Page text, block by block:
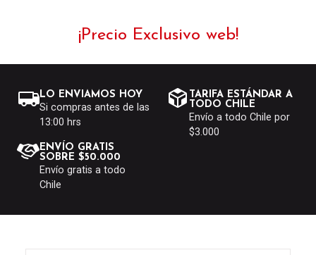
¡Precio Exclusivo web!
LO ENVIAMOS HOY
Si compras antes de las
13:00 hrs
TARIFA ESTÁNDAR A
TODO CHILE
Envío a todo Chile por
$3.000
ENVÍO GRATIS
SOBRE $50.000
Envío gratis a todo
Chile